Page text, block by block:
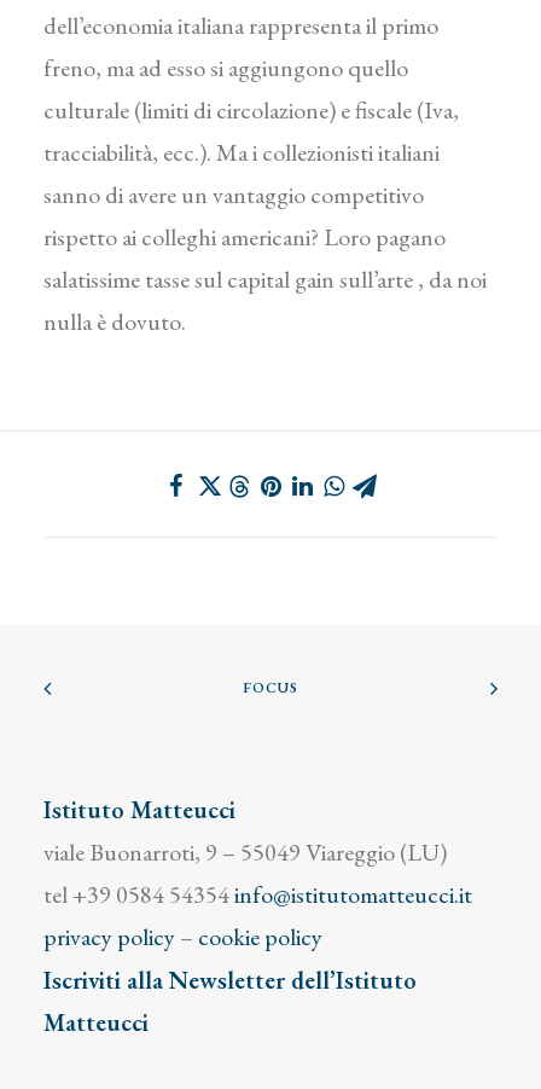
dell’economia italiana rappresenta il primo
freno, ma ad esso si aggiungono quello
culturale (limiti di circolazione) e fiscale (Iva,
tracciabilità, ecc.). Ma i collezionisti italiani
sanno di avere un vantaggio competitivo
rispetto ai colleghi americani? Loro pagano
salatissime tasse sul capital gain sull’arte , da noi
nulla è dovuto.
FOCUS
Istituto Matteucci
viale Buonarroti, 9 – 55049 Viareggio (LU)
tel +39 0584 54354info@istitutomatteucci.it
privacy policy– cookie policy
Iscriviti alla Newsletter dell’Istituto
Matteucci